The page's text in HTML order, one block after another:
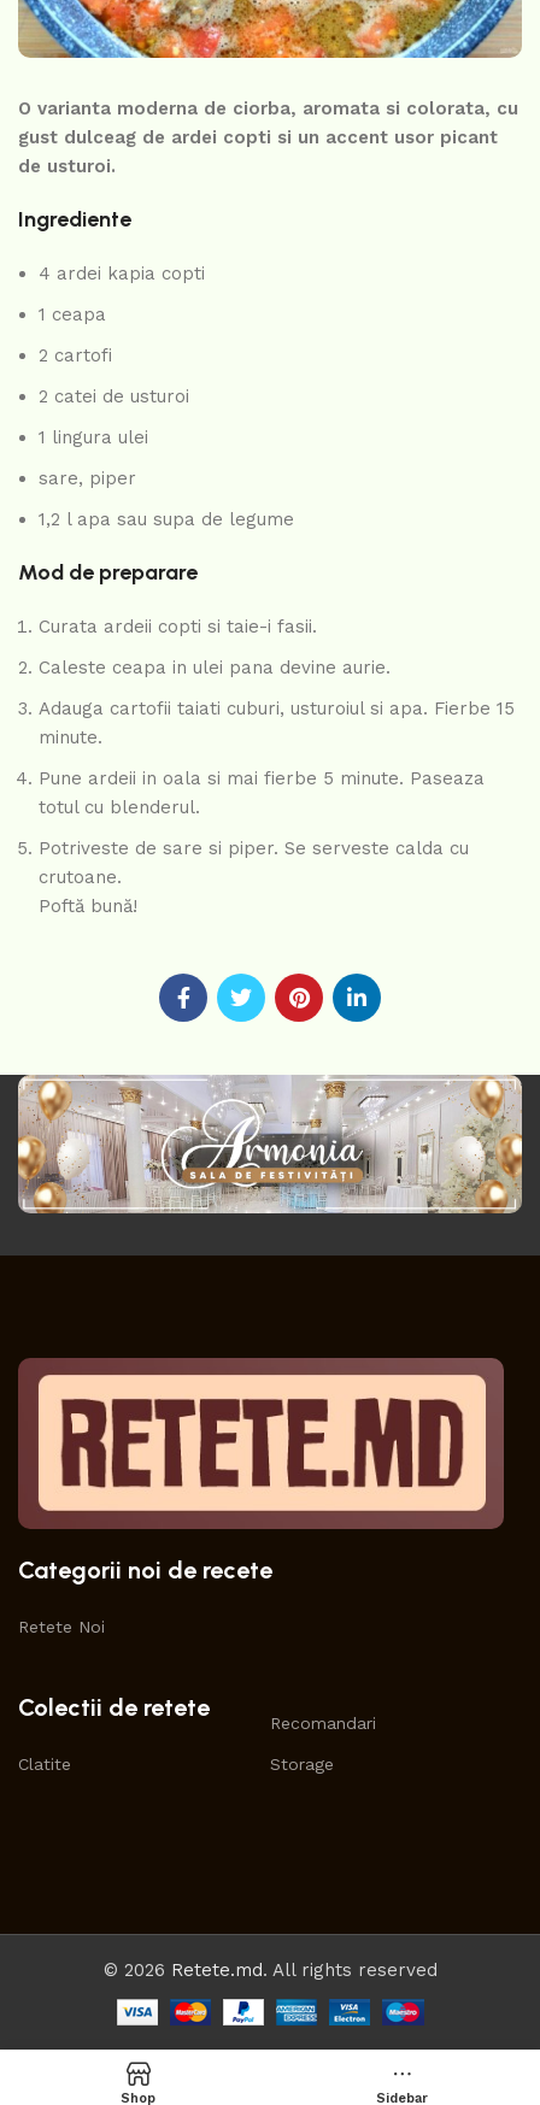
O varianta moderna de ciorba, aromata si colorata, cu
gust dulceag de ardei copti si un accent usor picant
de usturoi.
Ingrediente
4 ardei kapia copti
1 ceapa
2 cartofi
2 catei de usturoi
1 lingura ulei
sare, piper
1,2 l apa sau supa de legume
Mod de preparare
Curata ardeii copti si taie-i fasii.
Caleste ceapa in ulei pana devine aurie.
Adauga cartofii taiati cuburi, usturoiul si apa. Fierbe 15
minute.
Pune ardeii in oala si mai fierbe 5 minute. Paseaza
totul cu blenderul.
Potriveste de sare si piper. Se serveste calda cu
crutoane.
Poftă bună!
Categorii noi de recete
Retete Noi
Colectii de retete
Clatite
Recomandari
Storage
© 2026 Retete.md. All rights reserved
Shop Sidebar